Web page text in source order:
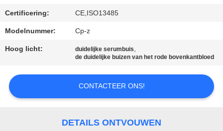
Certificering: CE,ISO13485
Modelnummer: Cp-z
Hoog licht: duidelijke serumbuis,
de duidelijke buizen van het rode bovenkantbloed
CONTACTEER ONS!
DETAILS ONTVOUWEN